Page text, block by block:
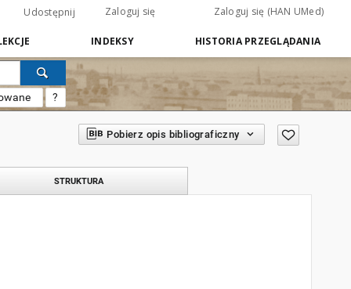
Udostępnij Zaloguj się Zaloguj się (HAN UMed)
INDEKSY HISTORIA PRZEGLĄDANIA
?
Pobierz opis bibliograficzny
STRUKTURA